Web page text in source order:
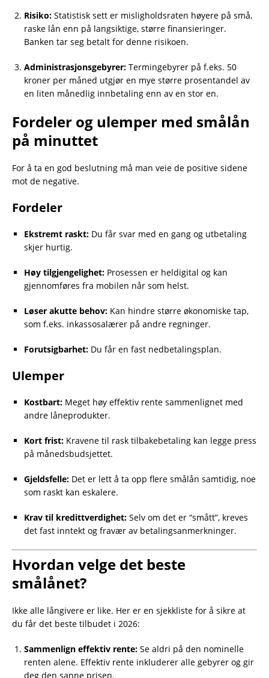
Risiko: Statistisk sett er misligholdsraten høyere på små,
raske lån enn på langsiktige, større finansieringer.
Banken tar seg betalt for denne risikoen.
Administrasjonsgebyrer: Termingebyrer på f.eks. 50
kroner per måned utgjør en mye større prosentandel av
en liten månedlig innbetaling enn av en stor en.
Fordeler og ulemper med smålån
på minuttet
For å ta en god beslutning må man veie de positive sidene
mot de negative.
Fordeler
Ekstremt raskt: Du får svar med en gang og utbetaling
skjer hurtig.
Høy tilgjengelighet: Prosessen er heldigital og kan
gjennomføres fra mobilen når som helst.
Løser akutte behov: Kan hindre større økonomiske tap,
som f.eks. inkassosalærer på andre regninger.
Forutsigbarhet: Du får en fast nedbetalingsplan.
Ulemper
Kostbart: Meget høy effektiv rente sammenlignet med
andre låneprodukter.
Kort frist: Kravene til rask tilbakebetaling kan legge press
på månedsbudsjettet.
Gjeldsfelle: Det er lett å ta opp flere smålån samtidig, noe
som raskt kan eskalere.
Krav til kredittverdighet: Selv om det er “smått”, kreves
det fast inntekt og fravær av betalingsanmerkninger.
Hvordan velge det beste
smålånet?
Ikke alle långivere er like. Her er en sjekkliste for å sikre at
du får det beste tilbudet i 2026:
Sammenlign effektiv rente: Se aldri på den nominelle
renten alene. Effektiv rente inkluderer alle gebyrer og gir
deg den sanne prisen.